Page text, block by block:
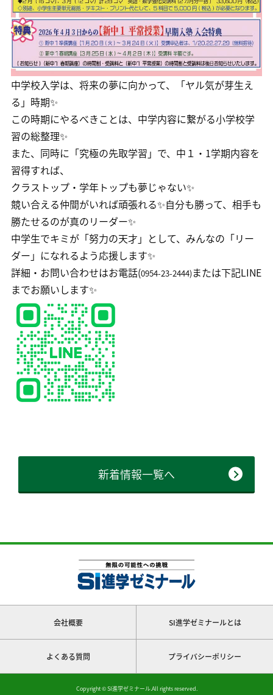
中学校入学は、将来の夢に向かって、「ヤル気が芽生え
る」時期✨
この時期にやるべきことは、中学内容に繋がる小学校学
習の総整理✨
また、同時に「究極の先取学習」で、中１・1学期内容を
習得すれば、
クラストップ・学年トップも夢じゃない✨
競い合える仲間がいれば頑張れる✨自分も勝って、相手も
勝たせるのが真のリーダー✨
中学生でキミが「努力の天才」として、みんなの「リー
ダー」になれるよう応援します✨
詳細・お問い合わせはお電話(0954-23-2444)または下記LINE
までお願いします✨
新着情報一覧へ
会社概要 SI進学ゼミナールとは
よくある質問 プライバシーポリシー
Copyright © SI進学ゼミナール.All rights reserved.